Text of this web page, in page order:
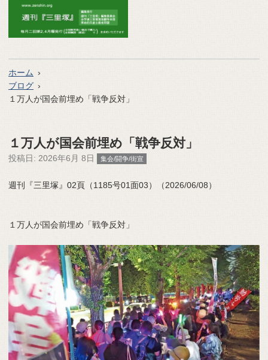
ホーム
ブログ
１万人が国会前埋め「戦争反対」
１万人が国会前埋め「戦争反対」
投稿日: 2026年6月 8日 集会/闘争/街宣
週刊『三里塚』02頁（1185号01面03）（2026/06/08）
１万人が国会前埋め「戦争反対」